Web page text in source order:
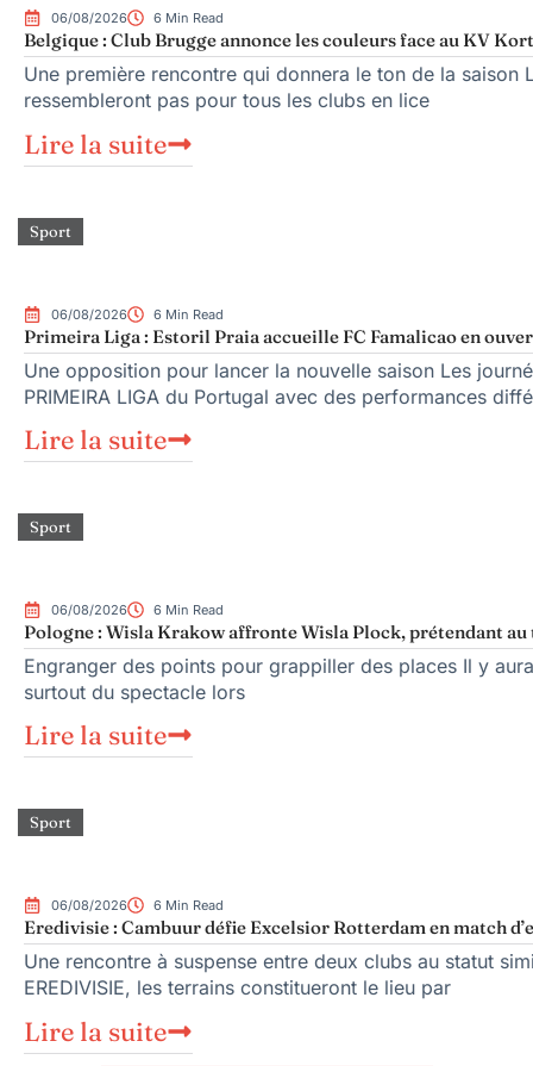
06/08/2026 6 Min Read
Belgique : Club Brugge annonce les couleurs face au KV
Une première rencontre qui donnera le ton de la saison
ressembleront pas pour tous les clubs en lice
Lire la suite
Sport
06/08/2026 6 Min Read
Primeira Liga : Estoril Praia accueille FC Famalicao en
Une opposition pour lancer la nouvelle saison Les
PRIMEIRA LIGA du Portugal avec des performances
Lire la suite
Sport
06/08/2026 6 Min Read
Pologne : Wisla Krakow affronte Wisla Plock, prétendant
Engranger des points pour grappiller des places Il y
surtout du spectacle lors
Lire la suite
Sport
06/08/2026 6 Min Read
Eredivisie : Cambuur défie Excelsior Rotterdam en match
Une rencontre à suspense entre deux clubs au statut
EREDIVISIE, les terrains constitueront le lieu par
Lire la suite